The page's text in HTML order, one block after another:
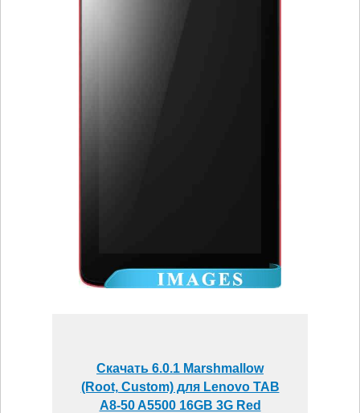
Скачать 6.0.1 Marshmallow
(Root, Custom) для Lenovo TAB
A8-50 A5500 16GB 3G Red